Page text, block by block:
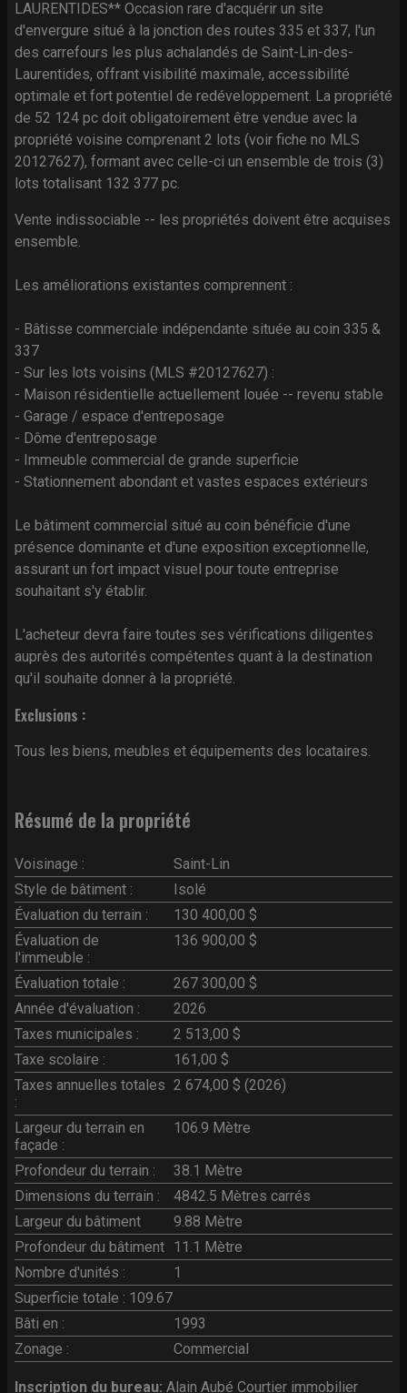
LAURENTIDES** Occasion rare d'acquérir un site
d'envergure situé à la jonction des routes 335 et 337, l'un
des carrefours les plus achalandés de Saint-Lin-des-
Laurentides, offrant visibilité maximale, accessibilité
optimale et fort potentiel de redéveloppement. La propriété
de 52 124 pc doit obligatoirement être vendue avec la
propriété voisine comprenant 2 lots (voir fiche no MLS
20127627), formant avec celle-ci un ensemble de trois (3)
lots totalisant 132 377 pc.
Vente indissociable -- les propriétés doivent être acquises
ensemble.
Les améliorations existantes comprennent :
- Bâtisse commerciale indépendante située au coin 335 &
337
- Sur les lots voisins (MLS #20127627) :
- Maison résidentielle actuellement louée -- revenu stable
- Garage / espace d'entreposage
- Dôme d'entreposage
- Immeuble commercial de grande superficie
- Stationnement abondant et vastes espaces extérieurs
Le bâtiment commercial situé au coin bénéficie d'une
présence dominante et d'une exposition exceptionnelle,
assurant un fort impact visuel pour toute entreprise
souhaitant s'y établir.
L'acheteur devra faire toutes ses vérifications diligentes
auprès des autorités compétentes quant à la destination
qu'il souhaite donner à la propriété.
Exclusions :
Tous les biens, meubles et équipements des locataires.
Résumé de la propriété
Voisinage :
Saint-Lin
Style de bâtiment :
Isolé
Évaluation du terrain :
130 400,00 $
Évaluation de
l'immeuble :
136 900,00 $
Évaluation totale :
267 300,00 $
Année d'évaluation :
2026
Taxes municipales :
2 513,00 $
Taxe scolaire :
161,00 $
Taxes annuelles totales
:
2 674,00 $ (2026)
Largeur du terrain en
façade :
106.9 Mètre
Profondeur du terrain :
38.1 Mètre
Dimensions du terrain :
4842.5 Mètres carrés
Largeur du bâtiment
9.88 Mètre
Profondeur du bâtiment 11.1 Mètre
Nombre d'unités :
1
Superficie totale : 109.67
Bâti en :
1993
Zonage :
Commercial
Inscription du bureau: Alain Aubé Courtier immobilier